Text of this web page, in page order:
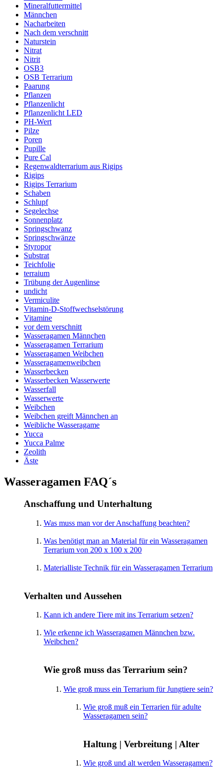
Mineralfuttermittel
Männchen
Nacharbeiten
Nach dem verschnitt
Naturstein
Nitrat
Nitrit
OSB3
OSB Terrarium
Paarung
Pflanzen
Pflanzenlicht
Pflanzenlicht LED
PH-Wert
Pilze
Poren
Pupille
Pure Cal
Regenwaldterrarium aus Rigips
Rigips
Rigips Terrarium
Schaben
Schlupf
Segelechse
Sonnenplatz
Springschwanz
Springschwänze
Styropor
Substrat
Teichfolie
terraium
Trübung der Augenlinse
undicht
Vermiculite
Vitamin-D-Stoffwechselstörung
Vitamine
vor dem verschnitt
Wasseragamen Männchen
Wasseragamen Terrarium
Wasseragamen Weibchen
Wasseragamenweibchen
Wasserbecken
Wasserbecken Wasserwerte
Wasserfall
Wasserwerte
Weibchen
Weibchen greift Männchen an
Weibliche Wasseragame
Yucca
Yucca Palme
Zeolith
Äste
Wasseragamen FAQ´s
Anschaffung und Unterhaltung
Was muss man vor der Anschaffung beachten?
Was benötigt man an Material für ein Wasseragamen
Terrarium von 200 x 100 x 200
Materialliste Technik für ein Wasseragamen Terrarium
Verhalten und Aussehen
Kann ich andere Tiere mit ins Terrarium setzen?
Wie erkenne ich Wasseragamen Männchen bzw.
Weibchen?
Wie groß muss das Terrarium sein?
Wie groß muss ein Terrarium für Jungtiere sein?
Wie groß muß ein Terrarien für adulte
Wasseragamen sein?
Haltung | Verbreitung | Alter
Wie groß und alt werden Wasseragamen?